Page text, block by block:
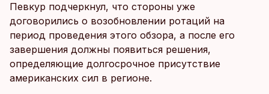
Певкур подчеркнул, что стороны уже
договорились о возобновлении ротаций на
период проведения этого обзора, а после его
завершения должны появиться решения,
определяющие долгосрочное присутствие
американских сил в регионе.